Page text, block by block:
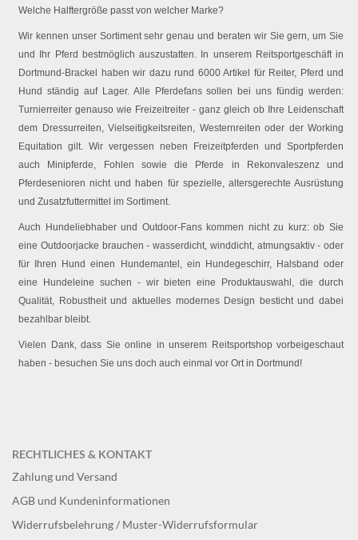
Welche Halftergröße passt von welcher Marke?
Wir kennen unser Sortiment sehr genau und beraten wir Sie gern, um Sie
und Ihr Pferd bestmöglich auszustatten. In unserem Reitsportgeschäft in
Dortmund-Brackel haben wir dazu rund 6000 Artikel für Reiter, Pferd und
Hund ständig auf Lager. Alle Pferdefans sollen bei uns fündig werden:
Turnierreiter genauso wie Freizeitreiter - ganz gleich ob Ihre Leidenschaft
dem Dressurreiten, Vielseitigkeitsreiten, Westernreiten oder der Working
Equitation gilt. Wir vergessen neben Freizeitpferden und Sportpferden
auch Minipferde, Fohlen sowie die Pferde in Rekonvaleszenz und
Pferdesenioren nicht und haben für spezielle, altersgerechte Ausrüstung
und Zusatzfuttermittel im Sortiment.
Auch Hundeliebhaber und Outdoor-Fans kommen nicht zu kurz: ob Sie
eine Outdoorjacke brauchen - wasserdicht, winddicht, atmungsaktiv - oder
für Ihren Hund einen Hundemantel, ein Hundegeschirr, Halsband oder
eine Hundeleine suchen - wir bieten eine Produktauswahl, die durch
Qualität, Robustheit und aktuelles modernes Design besticht und dabei
bezahlbar bleibt.
Vielen Dank, dass Sie online in unserem Reitsportshop vorbeigeschaut
haben - besuchen Sie uns doch auch einmal vor Ort in Dortmund!
RECHTLICHES & KONTAKT
Zahlung und Versand
AGB und Kundeninformationen
Widerrufsbelehrung / Muster-Widerrufsformular